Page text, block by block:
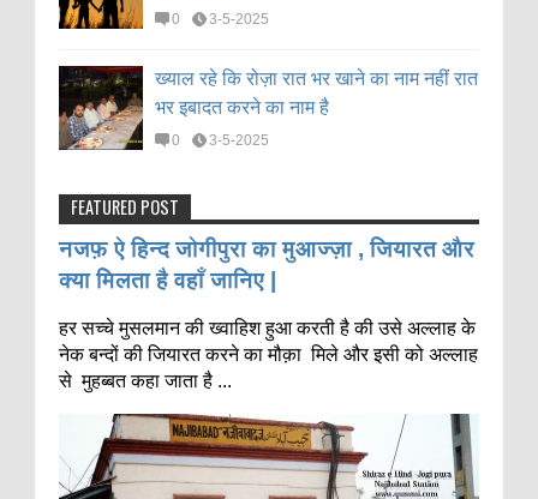
0 3-5-2025
ख्याल रहे कि रोज़ा रात भर खाने का नाम नहीं रात
भर इबादत करने का नाम है
0 3-5-2025
FEATURED POST
नजफ़ ऐ हिन्द जोगीपुरा का मुआज्ज़ा , जियारत और
क्या मिलता है वहाँ जानिए |
हर सच्चे मुसलमान की ख्वाहिश हुआ करती है की उसे अल्लाह के
नेक बन्दों की जियारत करने का मौक़ा मिले और इसी को अल्लाह
से मुहब्बत कहा जाता है ...